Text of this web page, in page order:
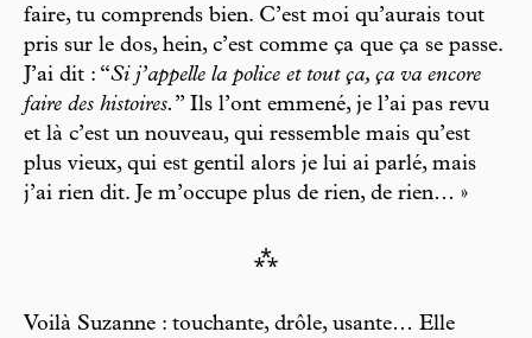
faire, tu comprends bien. C’est moi qu’aurais tout
pris sur le dos, hein, c’est comme ça que ça se passe.
J’ai dit : “Si j’appelle la police et tout ça, ça va encore
faire des histoires. ” Ils l’ont emmené, je l’ai pas revu
et là c’est un nouveau, qui ressemble mais qu’est
plus vieux, qui est gentil alors je lui ai parlé, mais
j’ai rien dit. Je m’occupe plus de rien, de rien… »
⁂
Voilà Suzanne : touchante, drôle, usante… Elle